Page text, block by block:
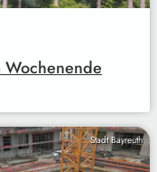
Wochenende
Stadt Bayreuth